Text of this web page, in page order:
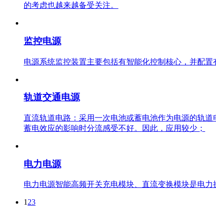
的考虑也越来越备受关注。
监控电源
电源系统监控装置主要包括有智能化控制核心，并配
轨道交通电源
直流轨道电路：采用一次电池或蓄电池作为电源的轨
蓄电效应的影响时分流感受不好。因此，应用较少；
电力电源
电力电源智能高频开关充电模块、直流变换模块是电力
1 23